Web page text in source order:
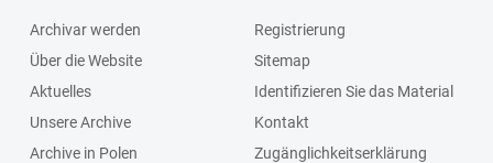
Archivar werden
Über die Website
Aktuelles
Unsere Archive
Archive in Polen
Registrierung
Sitemap
Identifizieren Sie das Material
Kontakt
Zugänglichkeitserklärung